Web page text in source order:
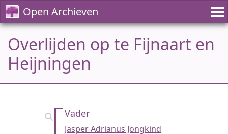
Open Archieven
Overlijden op te Fijnaart en
Heijningen
Vader
Jasper Adrianus Jongkind